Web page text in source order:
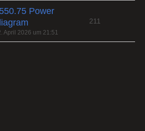
Power
April 2026 um 21:51
211